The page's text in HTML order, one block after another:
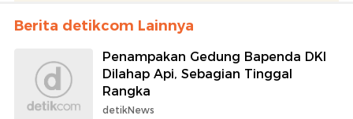
Berita detikcom Lainnya
Penampakan Gedung Bapenda DKI
Dilahap Api, Sebagian Tinggal
Rangka
detikNews